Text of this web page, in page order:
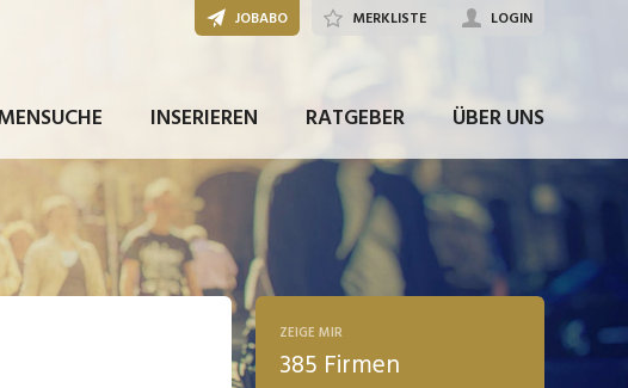
INSERIEREN RATGEBER ÜBER UNS
JOBABO MERKLISTE LOGIN
ZEIGE MIR
385 Firmen